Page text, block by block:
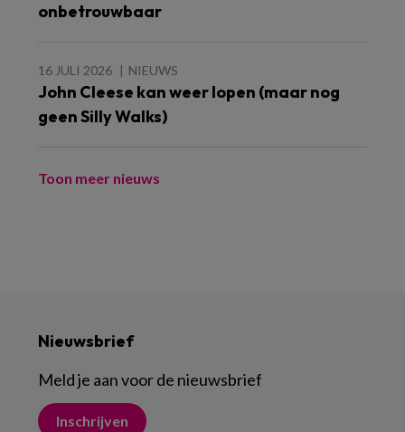
onbetrouwbaar
16 JULI 2026 NIEUWS
John Cleese kan weer lopen (maar nog
geen Silly Walks)
Toon meer nieuws
Nieuwsbrief
Meld je aan voor de nieuwsbrief
Inschrijven